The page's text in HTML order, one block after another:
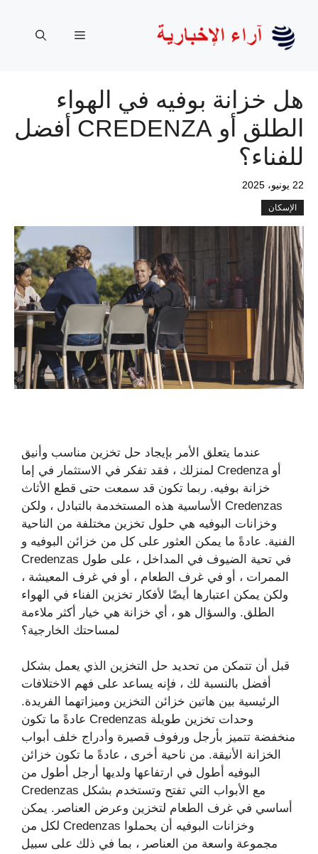
المحتوى
القائمة
هل خزانة بوفيه في الهواء
الطلق أو CREDENZA أفضل
للفناء؟
22 يونيو، 2025
الإسكان
عندما يتعلق الأمر بإيجاد حل تخزين مناسب وأنيق
لمنزلك ، فقد تفكر في الاستثمار في إما Credenza أو
خزانة بوفيه. ربما تكون قد سمعت حتى قطع الأثاث
الأساسية هذه المستخدمة بالتبادل ، ولكن Credenzas
وخزانات البوفيه هي حلول تخزين مختلفة من الناحية
الفنية. عادةً ما يمكن العثور على كل من خزائن البوفيه و
Credenzas في تحية الضيوف في المداخل ، على طول
الممرات ، أو في غرف الطعام ، أو في غرف المعيشة ،
ولكن يمكن اعتبارها أيضًا لأفكار تخزين الفناء في الهواء
الطلق. والسؤال هو ، أي خزانة هي خيار أكثر ملاءمة
لمساحتك الخارجية؟
قبل أن تتمكن من تحديد حل التخزين الذي يعمل بشكل
أفضل بالنسبة لك ، فإنه يساعد على فهم الاختلافات
الرئيسية بين هاتين خزائن التخزين وميزاتهما الفريدة.
عادةً ما تكون Credenzas وحدات تخزين طويلة
منخفضة تتميز بأرجل ورفوف قصيرة وأدراج خلف أبواب
الخزانة الأنيقة. من ناحية أخرى ، عادةً ما تكون خزائن
البوفيه أطول في ارتفاعها ولديها أرجل أطول من
Credenzas مع الأبواب التي تفتح وتستخدم بشكل
أساسي في غرف الطعام لتخزين وعرض العناصر. يمكن
لكل من Credenzas وخزانات البوفيه أن يحملوا
مجموعة واسعة من العناصر ، بما في ذلك على سبيل